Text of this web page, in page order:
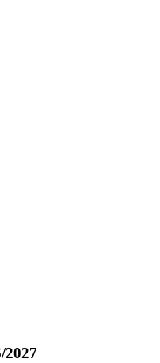
2027